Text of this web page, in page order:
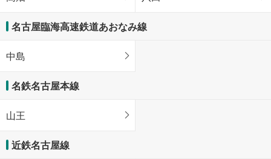
名古屋臨海高速鉄道あおなみ線
中島
名鉄名古屋本線
山王
近鉄名古屋線